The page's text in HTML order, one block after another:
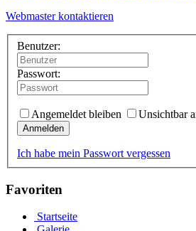
Webmaster kontaktieren
Benutzer:
Passwort:
Angemeldet bleiben Unsichtbar
Anmelden
Ich habe mein Passwort vergessen
Favoriten
Startseite